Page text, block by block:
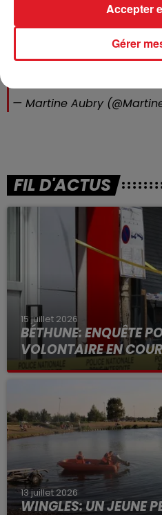
Appel aux dons financiers
besoins des réfugiés
limitrophes et, nous
l’ONU, par des couloirs
— Martine Aubry
FIL D'ACTUS
15 juillet 2026
BÉTHUNE: ENQUÊTE
VOLONTAIRE EN
Selon les premiers
13 juillet 2026
WINGLES: UN JEUNE
Gérer
Accepter